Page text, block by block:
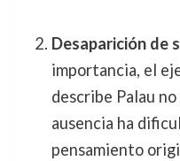
Desaparición de
importancia, el
describe Palau
ausencia ha
pensamiento